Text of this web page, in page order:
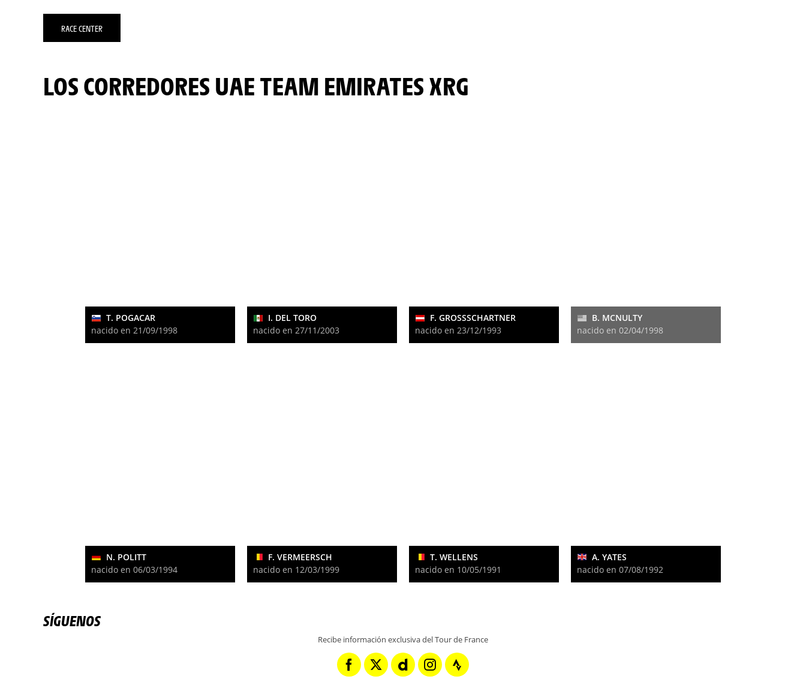
RACE CENTER
LOS CORREDORES UAE TEAM EMIRATES XRG
T. POGACAR
nacido en 21/09/1998
I. DEL TORO
nacido en 27/11/2003
F. GROSSSCHARTNER
nacido en 23/12/1993
B. MCNULTY
nacido en 02/04/1998
N. POLITT
nacido en 06/03/1994
F. VERMEERSCH
nacido en 12/03/1999
T. WELLENS
nacido en 10/05/1991
A. YATES
nacido en 07/08/1992
SÍGUENOS
Recibe información exclusiva del Tour de France